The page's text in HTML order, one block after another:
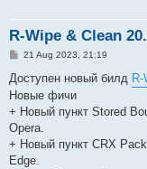
R-Wipe & Clean
P
s
21 Aug 2023, 21:19
Доступен новый билд
Новые фичи
+ Новый пункт Stored
Opera.
+ Новый пункт CRX
Edge.